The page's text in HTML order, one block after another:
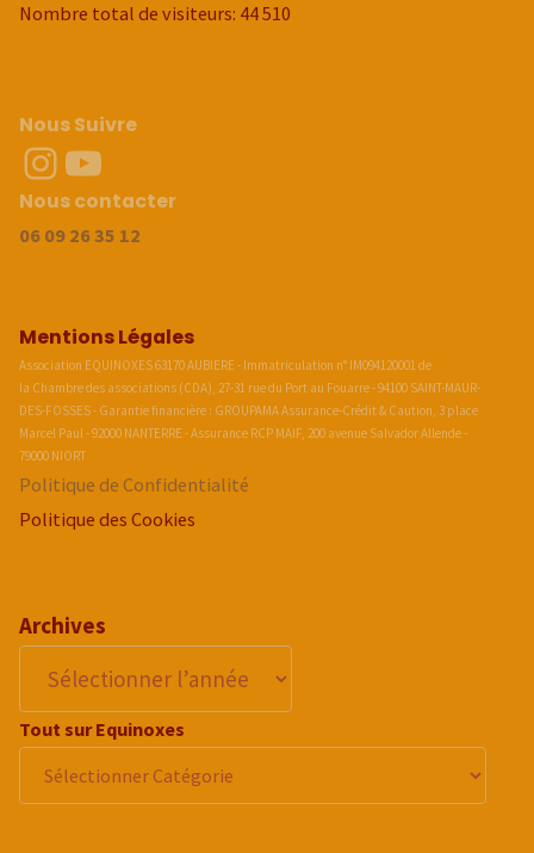
Nombre total de visiteurs: 44 510
Nous Suivre
Instragram
Youtube
Nous contacter
06 09 26 35 12
Mentions Légales
Association EQUINOXES 63170 AUBIERE - Immatriculation n° IM094120001 de
la Chambre des associations (CDA), 27-31 rue du Port au Fouarre - 94100 SAINT-MAUR-
DES-FOSSES - Garantie financière : GROUPAMA Assurance-Crédit & Caution, 3 place
Marcel Paul - 92000 NANTERRE - Assurance RCP MAIF, 200 avenue Salvador Allende -
79000 NIORT
Politique de Confidentialité
Politique des Cookies
Archives
Tout sur Equinoxes